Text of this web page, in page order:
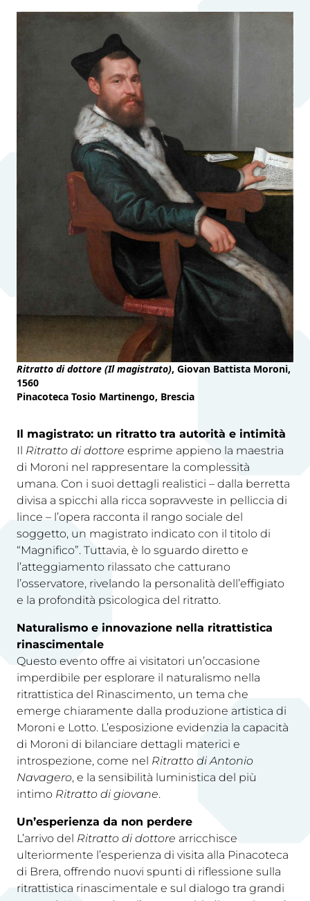
Ritratto di dottore (Il magistrato), Giovan Battista Moroni,
1560
Pinacoteca Tosio Martinengo, Brescia
Il magistrato: un ritratto tra autorità e intimità
Il Ritratto di dottore esprime appieno la maestria
di Moroni nel rappresentare la complessità
umana. Con i suoi dettagli realistici – dalla berretta
divisa a spicchi alla ricca sopravveste in pelliccia di
lince – l’opera racconta il rango sociale del
soggetto, un magistrato indicato con il titolo di
“Magnifico”. Tuttavia, è lo sguardo diretto e
l’atteggiamento rilassato che catturano
l’osservatore, rivelando la personalità dell’effigiato
e la profondità psicologica del ritratto.
Naturalismo e innovazione nella ritrattistica
rinascimentale
Questo evento offre ai visitatori un’occasione
imperdibile per esplorare il naturalismo nella
ritrattistica del Rinascimento, un tema che
emerge chiaramente dalla produzione artistica di
Moroni e Lotto. L’esposizione evidenzia la capacità
di Moroni di bilanciare dettagli materici e
introspezione, come nel Ritratto di Antonio
Navagero, e la sensibilità luministica del più
intimo Ritratto di giovane.
Un’esperienza da non perdere
L’arrivo del Ritratto di dottore arricchisce
ulteriormente l’esperienza di visita alla Pinacoteca
di Brera, offrendo nuovi spunti di riflessione sulla
ritrattistica rinascimentale e sul dialogo tra grandi